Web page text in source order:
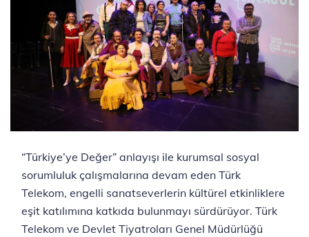
“Türkiye’ye Değer” anlayışı ile kurumsal sosyal
sorumluluk çalışmalarına devam eden Türk
Telekom, engelli sanatseverlerin kültürel etkinliklere
eşit katılımına katkıda bulunmayı sürdürüyor. Türk
Telekom ve Devlet Tiyatroları Genel Müdürlüğü